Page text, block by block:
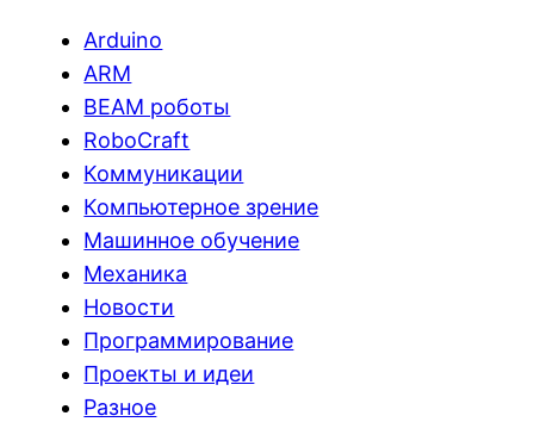
Arduino
ARM
BEAM роботы
RoboCraft
Коммуникации
Компьютерное зрение
Машинное обучение
Механика
Новости
Программирование
Проекты и идеи
Разное